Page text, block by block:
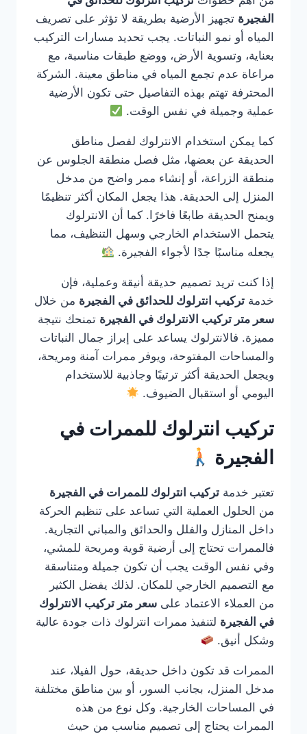
الفجيرة تجهيز الأرضية بطريقة لا تؤثر على تصريف
المياه أو نمو النباتات. يجب تحديد مسارات التركيب
بعناية، وتسوية الأرض، ووضع طبقات مناسبة، مع
مراعاة عدم تجمع المياه في مناطق معينة. الشركة
المحترفة تهتم بهذه التفاصيل حتى تكون الأرضية
عملية وجميلة في نفس الوقت.
كما يمكن استخدام الانترلوك لفصل مناطق
الحديقة عن بعضها، مثل فصل منطقة الجلوس عن
منطقة الزراعة، أو إنشاء ممر واضح من مدخل
المنزل إلى الحديقة. هذا يجعل المكان أكثر تنظيمًا
ويمنح الحديقة طابعًا فاخرًا. كما أن الانترلوك
يتحمل الاستخدام الخارجي وسهل التنظيف، مما
يجعله مناسبًا جدًا لأجواء الفجيرة.
إذا كنت تريد تصميم حديقة أنيقة وعملية، فإن
خدمة تركيب انترلوك للحدائق في الفجيرة من خلال
سعر متر تركيب الانترلوك في الفجيرة تمنحك نتيجة
مميزة. فالانترلوك يساعد على إبراز جمال النباتات
والمساحات المفتوحة، ويوفر ممرات آمنة ومريحة،
ويجعل الحديقة أكثر ترتيبًا وجاذبية للاستخدام
اليومي أو استقبال الضيوف.
تركيب انترلوك للممرات في
الفجيرة
تعتبر خدمة تركيب انترلوك للممرات في الفجيرة
من الحلول العملية التي تساعد على تنظيم الحركة
داخل المنازل والفلل والحدائق والمباني التجارية.
فالممرات تحتاج إلى أرضية قوية ومريحة للمشي،
وفي نفس الوقت يجب أن تكون جميلة ومتناسقة
مع التصميم الخارجي للمكان. لذلك يفضل الكثير
من العملاء الاعتماد على سعر متر تركيب الانترلوك
في الفجيرة لتنفيذ ممرات انترلوك ذات جودة عالية
وشكل أنيق.
الممرات قد تكون داخل حديقة، حول الفيلا، عند
مدخل المنزل، بجانب السور، أو بين مناطق مختلفة
في المساحات الخارجية. وكل نوع من هذه
الممرات يحتاج إلى تصميم مناسب من حيث